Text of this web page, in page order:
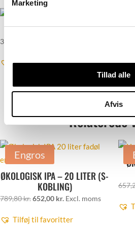
Marketing
Tillad alle
Afvis
KULSYRE 6 KG
350,00
Tilføj til favoritter
Relaterede
Engros
ØKOLOGISK IPA – 20 LITER (S-
KOBLING)
789,80kr.Den
pris
652,00 kr. Den
pris
Excl. moms
Tilføj til favoritter